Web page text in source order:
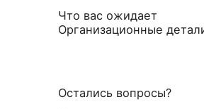
Что вас ожидает
Организационные
Остались вопросы?